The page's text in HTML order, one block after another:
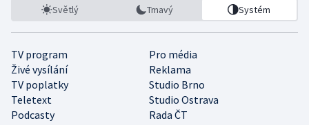
Světlý Tmavý Systém
TV program
Pro média
Živé vysílání
Reklama
TV poplatky
Studio Brno
Teletext
Studio Ostrava
Podcasty
Rada ČT